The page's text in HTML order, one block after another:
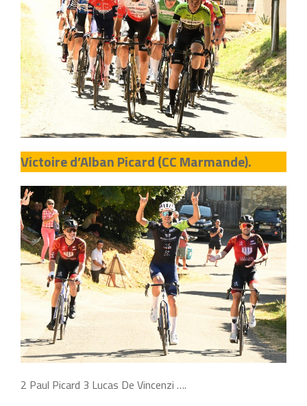
Victoire d’Alban Picard (CC Marmande).
2 Paul Picard 3 Lucas De Vincenzi ….